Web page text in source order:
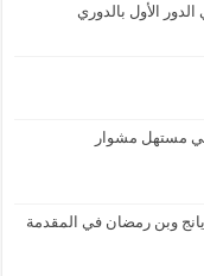
الأول بالدوري
مستهل مشوار